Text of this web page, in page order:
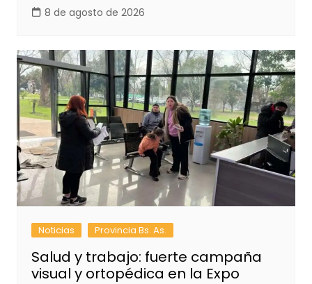
8 de agosto de 2026
Noticias Provincia Bs. As.
Salud y trabajo: fuerte campaña
visual y ortopédica en la Expo